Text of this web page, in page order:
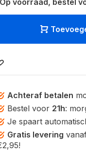
Op voorraad, bestel
Achteraf betalen
Bestel voor 21h:
Je spaart
Gratis levering